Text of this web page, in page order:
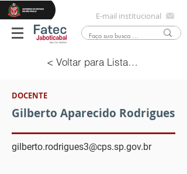
E-mail institucional
< Voltar para Lista Docentes
DOCENTE
Gilberto Aparecido Rodrigues
gilberto.rodrigues3@cps.sp.gov.br